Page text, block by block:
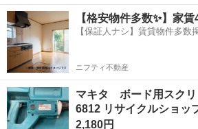
検索いただけますとスペックの確認できますの
します。 本体、テレビアンテナ配線、
線、必要なものは揃っ...
宮崎 宮崎市 南宮崎駅 カーナビ、
【格安物件多数✨】家
【保証人ナシ】賃貸物件多数
ニフティ不動産
マキタ ボード用スク
6812 リサイクルシ
2,180円